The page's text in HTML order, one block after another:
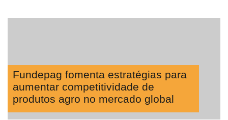
Fundepag fomenta estratégias para
aumentar competitividade de
produtos agro no mercado global